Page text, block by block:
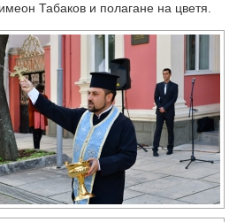
Табаков и полагане на цветя.